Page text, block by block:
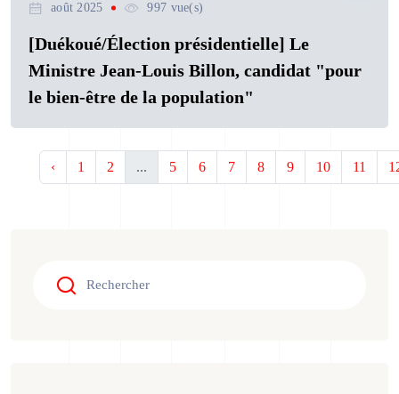
août 2025 997 vue(s)
[Duékoué/Élection présidentielle] Le
Ministre Jean-Louis Billon, candidat "pour
le bien-être de la population"
‹ 1 2 ... 5 6 7 8 9 10 11